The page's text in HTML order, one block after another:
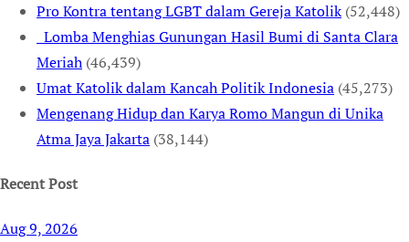
Pro Kontra tentang LGBT dalam Gereja Katolik (52,448)
Lomba Menghias Gunungan Hasil Bumi di Santa Clara
Meriah (46,439)
Umat Katolik dalam Kancah Politik Indonesia (45,273)
Mengenang Hidup dan Karya Romo Mangun di Unika
Atma Jaya Jakarta (38,144)
Recent Post
Aug 9, 2026